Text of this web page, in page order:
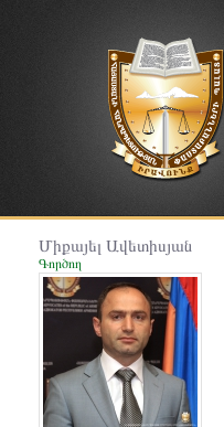
Միքայել Ավետիսյան
Գործող